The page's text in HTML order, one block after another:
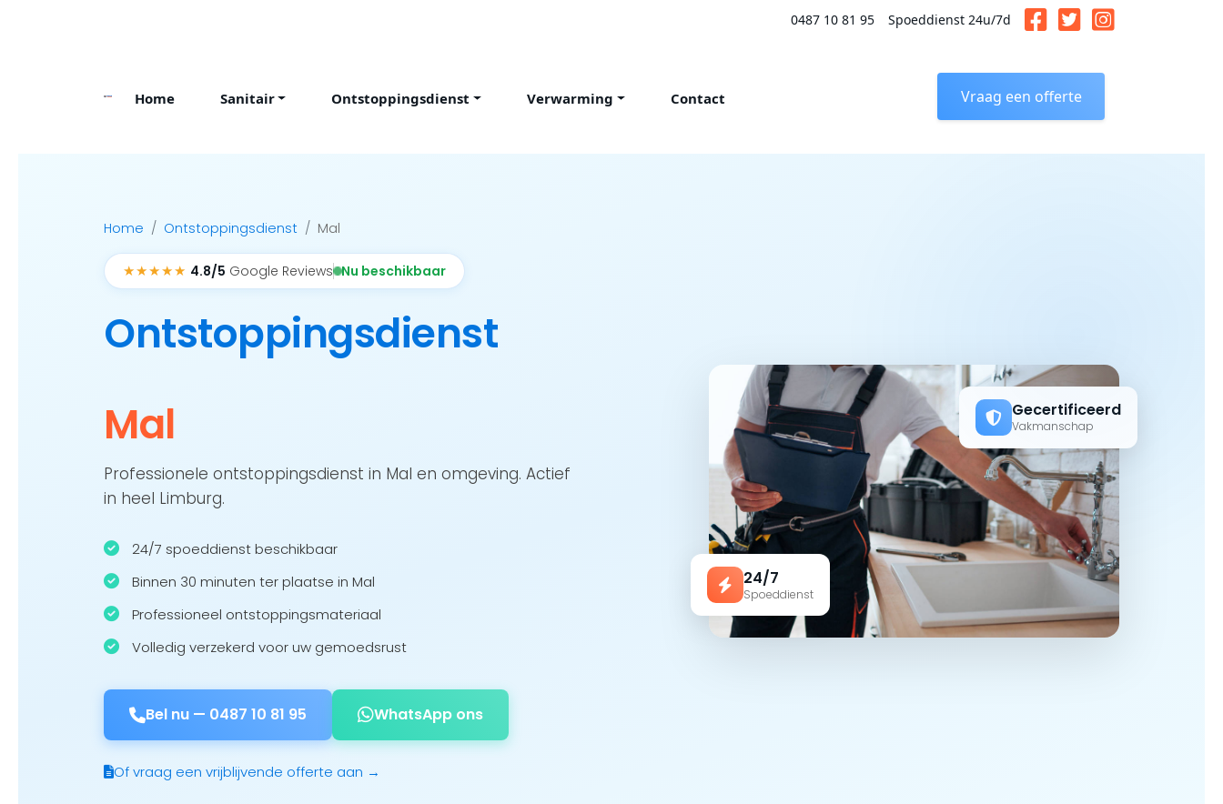
0487 10 81 95 Spoeddienst 24u/7d
Home Sanitair Ontstoppingsdienst Verwarming Contact Vraag een offerte
Home Ontstoppingsdienst Mal
★★★★★ 4.8/5 Google Reviews Nu beschikbaar
Ontstoppingsdienst
Mal
Professionele ontstoppingsdienst in Mal en omgeving. Actief
in heel Limburg.
24/7 spoeddienst beschikbaar
Binnen 30 minuten ter plaatse in Mal
Professioneel ontstoppingsmateriaal
Volledig verzekerd voor uw gemoedsrust
Bel nu — 0487 10 81 95 WhatsApp ons
Of vraag een vrijblijvende offerte aan →
24/7
Spoeddienst
Gecertificeerd
Vakmanschap